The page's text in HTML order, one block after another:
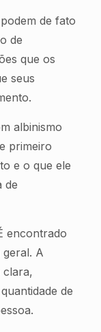
de fato
de
que os
seus
albinismo
primeiro
e o que ele
de
encontrado
A
clara,
de